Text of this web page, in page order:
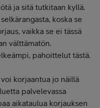
ja sitä tutkitaan kyllä.
koska se
vaikka se ei tässä
välttämatön.
pahoittelut tästä.
korjaantua jo näillä
palvelevassa
aikataulua korjauksen